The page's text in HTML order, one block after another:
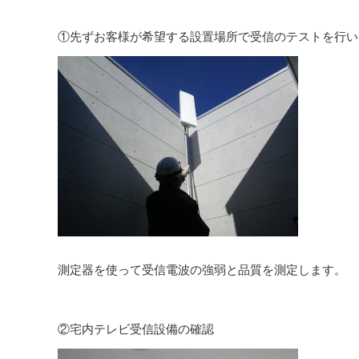
①先ずお客様が希望する設置場所で受信のテストを行
測定器を使って受信電波の強弱と品質を測定します。
②宅内テレビ受信設備の確認